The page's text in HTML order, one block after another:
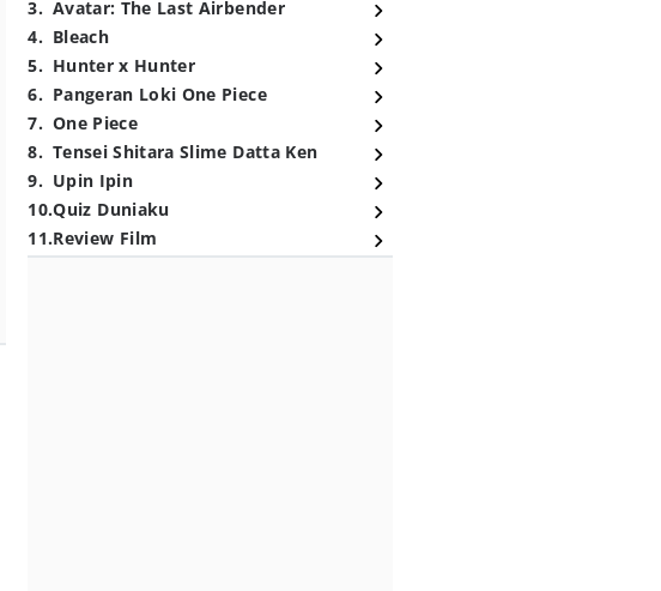
3. Avatar: The Last Airbender
4. Bleach
5. Hunter x Hunter
6. Pangeran Loki One Piece
7. One Piece
8. Tensei Shitara Slime Datta Ken
9. Upin Ipin
10.Quiz Duniaku
11.Review Film